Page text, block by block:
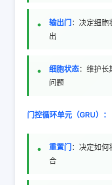
输出门：决定细胞
出
细胞状态：维护长
问题
门控循环单元（GRU）：
重置门：决定如何
合